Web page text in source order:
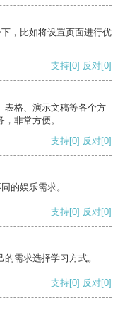
，比如将设置页面进行优
支持[0] 反对[0]
表格、演示文稿等各个方
非常方便。
支持[0] 反对[0]
的娱乐需求。
支持[0] 反对[0]
需求选择学习方式。
支持[0] 反对[0]